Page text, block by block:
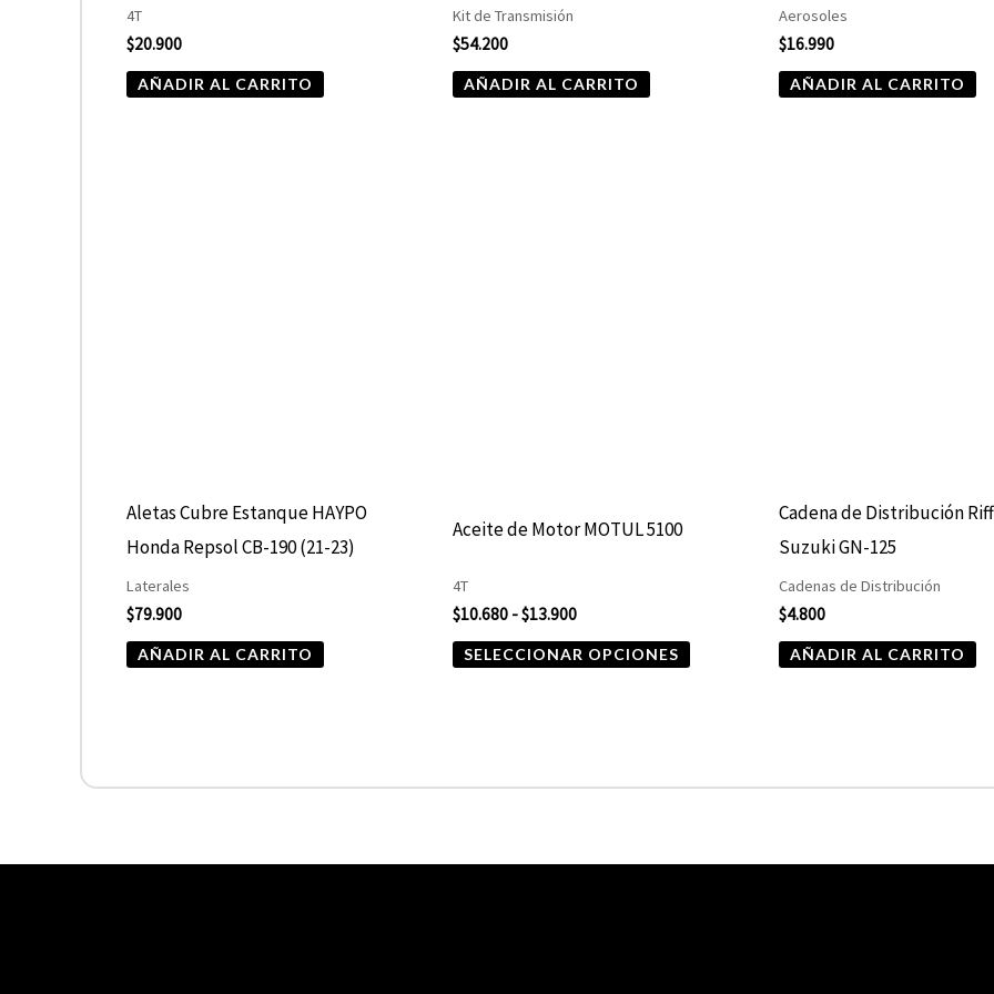
4T
$20.900
AÑADIR AL CARRITO
Kit de Transmisión
$54.200
AÑADIR AL CARRITO
Aerosoles
$16.990
AÑADIR AL CARRITO
Aletas Cubre Estanque HAYPO
Honda Repsol CB-190 (21-23)
Laterales
$79.900
AÑADIR AL CARRITO
Aceite de Motor MOTUL 5100
4T
$10.680 -$13.900
SELECCIONAR OPCIONES
de
producto
Cadena de Distribución
Suzuki GN-125
Cadenas de Distribución
$4.800
AÑADIR AL CARRITO